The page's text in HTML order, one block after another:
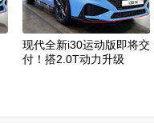
现代全新i30运动版即将交
付！搭2.0T动力升级